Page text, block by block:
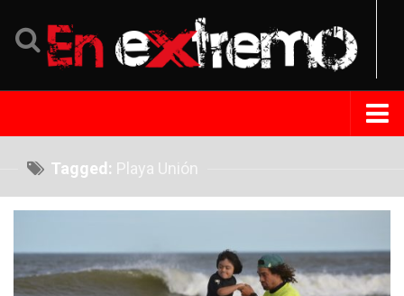
Perfil
Tips Extremo
Tagged: Playa Unión